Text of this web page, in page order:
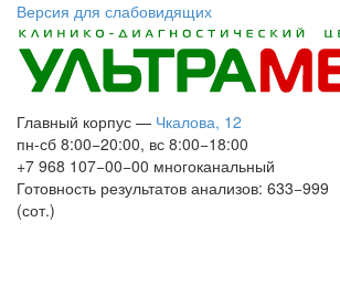
Версия для слабовидящих
Главный корпус — Чкалова, 12
пн-сб 8:00−20:00, вс 8:00−18:00
+7 968 107−00−00 многоканальный
Готовность результатов анализов: 633−999
(сот.)